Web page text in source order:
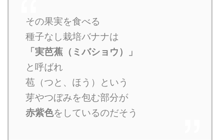
その果実を食べる
種子なし栽培バナナは
「実芭蕉（ミバショウ）」
と呼ばれ
苞（つと、ほう）という
芽やつぼみを包む部分が
赤紫色をしているのだそう